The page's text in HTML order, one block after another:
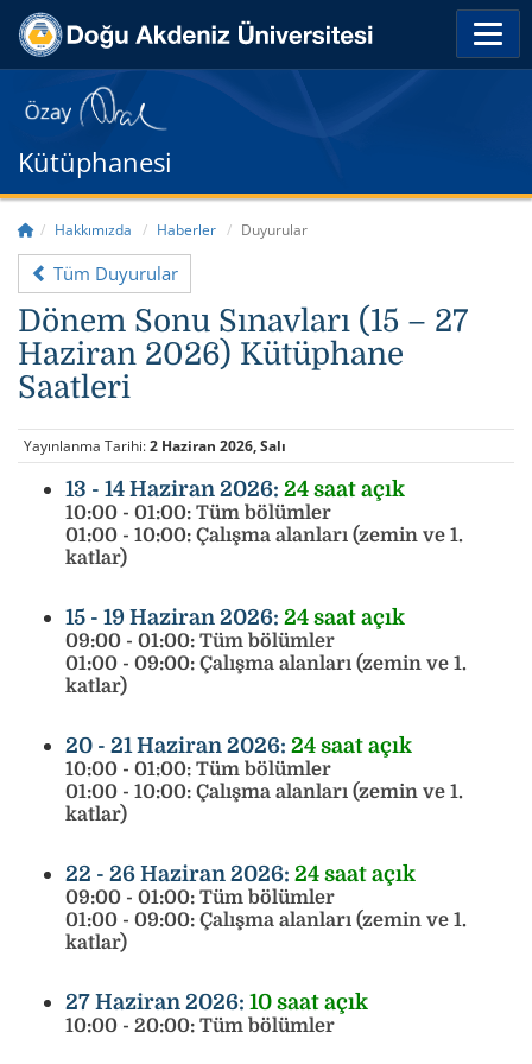
Kütüphanesi
Hakkımızda Haberler Duyurular
Tüm Duyurular
Dönem Sonu Sınavları (15 – 27
Haziran 2026) Kütüphane
Saatleri
Yayınlanma Tarihi:2 Haziran 2026, Salı
13 - 14 Haziran 2026: 24 saat açık
10:00 - 01:00: Tüm bölümler
01:00 - 10:00: Çalışma alanları (zemin ve 1.
katlar)
15 - 19 Haziran 2026: 24 saat açık
09:00 - 01:00: Tüm bölümler
01:00 - 09:00: Çalışma alanları (zemin ve 1.
katlar)
20 - 21 Haziran 2026: 24 saat açık
10:00 - 01:00: Tüm bölümler
01:00 - 10:00: Çalışma alanları (zemin ve 1.
katlar)
22 - 26 Haziran 2026: 24 saat açık
09:00 - 01:00: Tüm bölümler
01:00 - 09:00: Çalışma alanları (zemin ve 1.
katlar)
27 Haziran 2026: 10 saat açık
10:00 - 20:00: Tüm bölümler